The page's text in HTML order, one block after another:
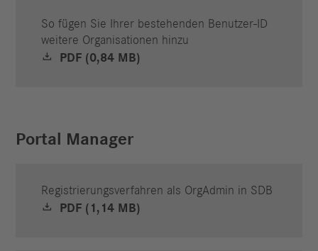
So fügen Sie Ihrer bestehenden Benutzer-ID
weitere Organisationen hinzu
PDF (0,84 MB)
Portal Manager
Registrierungsverfahren als OrgAdmin in SDB
PDF (1,14 MB)